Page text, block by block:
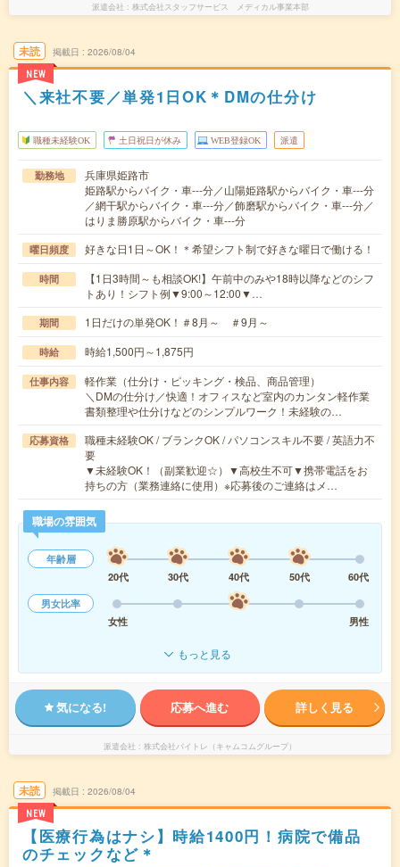
派遣会社 株式会社スタッフサービス メディカル事業本部
未読
NEW
掲載日 2026/08/04
＼来社不要／単発1日OK＊DMの仕分け
職種未経験OK 土日祝日が休み WEB登録OK 派遣
勤務地
兵庫県姫路市
姫路駅からバイク・車---分／山陽姫路駅からバイク・車---分
／網干駅からバイク・車---分／飾磨駅からバイク・車---分／
はりま勝原駅からバイク・車---分
曜日頻度 好きな日1日～OK！＊希望シフト制で好きな曜日で働ける！
時間
【1日3時間～も相談OK!】午前中のみや18時以降などのシフ
トあり！シフト例▼9:00～12:00▼…
期間 1日だけの単発OK！＃8月～ ＃9月～
時給 時給1,500円～1,875円
仕事内容
軽作業（仕分け・ピッキング・検品、商品管理）
＼DMの仕分け／快適！オフィスなど室内のカンタン軽作業
書類整理や仕分けなどのシンプルワーク！未経験の…
応募資格
職種未経験OK / ブランクOK / パソコンスキル不要 / 英語力不
要
▼未経験OK！（副業歓迎☆）▼高校生不可▼携帯電話をお
持ちの方（業務連絡に使用）※応募後のご連絡はメ…
職場の雰囲気
年齢層
20代
30代 40代 50代
60代
男女比率
女性
男性
もっと見る
気になる! 応募へ進む 詳しく見る
派遣会社 株式会社バイトレ（キャムコムグループ）
未読
NEW
掲載日 2026/08/04
【医療行為はナシ】時給1400円！病院で備品
のチェックなど＊